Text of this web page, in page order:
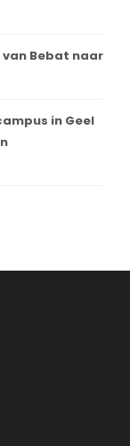
Bebat naar
in Geel